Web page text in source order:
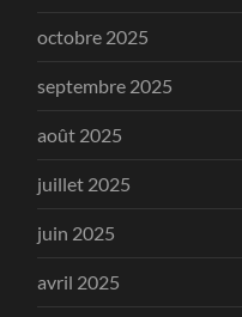
octobre 2025
septembre 2025
août 2025
juillet 2025
juin 2025
avril 2025